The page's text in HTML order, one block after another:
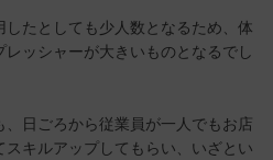
たとしても少人数となるため、体
ッシャーが大きいものとなるでし
、日ごろから従業員が一人でもお店
キルアップしてもらい、いざとい